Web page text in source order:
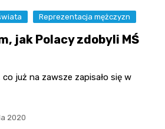
Reprezentacja mężczyzn
jak Polacy zdobyli MŚ
już na zawsze zapisało się w
2020